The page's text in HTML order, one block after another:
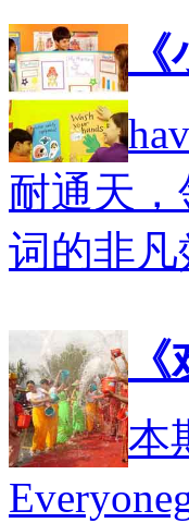
耐通天
词的非凡
本